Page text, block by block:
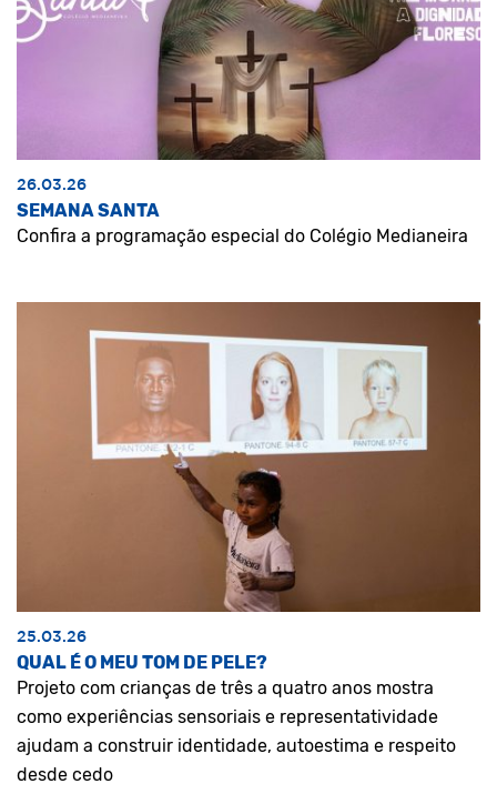
26.03.26
SEMANA SANTA
Confira a programação especial do Colégio Medianeira
25.03.26
QUAL É O MEU TOM DE PELE?
Projeto com crianças de três a quatro anos mostra
como experiências sensoriais e representatividade
ajudam a construir identidade, autoestima e respeito
desde cedo